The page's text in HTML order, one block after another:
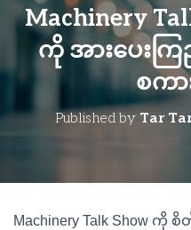
Machinery
ကို အားပေးက
စကာ
Published by Tar
Machinery Talk Show